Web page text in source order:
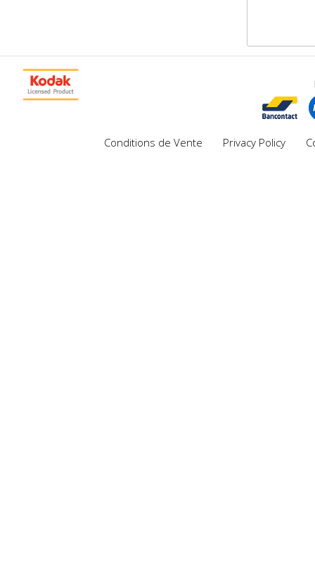
Conditions de Vente Privacy Policy